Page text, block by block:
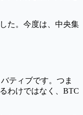
た。今度は、中央集
ティブです。つま
わけではなく、BTC